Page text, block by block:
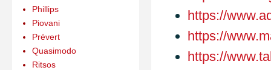
https://
https://
https://
Phillips
Piovani
Prévert
Quasimodo
Ritsos